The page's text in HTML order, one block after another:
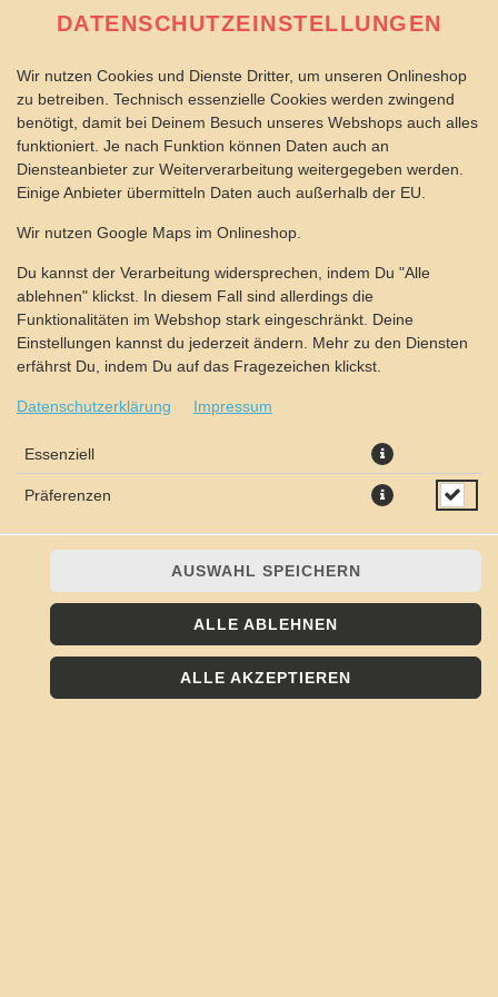
PIZZABRÖTCHEN KÄSE
mit Gouda
JETZT BESTELLEN
DATENSCHUTZEINSTELLUNGEN
Wir nutzen Cookies und Dienste Dritter, um unseren Onlineshop
zu betreiben. Technisch essenzielle Cookies werden zwingend
benötigt, damit bei Deinem Besuch unseres Webshops auch alles
funktioniert. Je nach Funktion können Daten auch an
Diensteanbieter zur Weiterverarbeitung weitergegeben werden.
Einige Anbieter übermitteln Daten auch außerhalb der EU.
Wir nutzen Google Maps im Onlineshop.
Du kannst der Verarbeitung widersprechen, indem Du "Alle
ablehnen" klickst. In diesem Fall sind allerdings die
Funktionalitäten im Webshop stark eingeschränkt. Deine
Einstellungen kannst du jederzeit ändern. Mehr zu den Diensten
erfährst Du, indem Du auf das Fragezeichen klickst.
Datenschutzerklärung Impressum
Essenziell
Präferenzen
AUSWAHL SPEICHERN
ALLE ABLEHNEN
ALLE AKZEPTIEREN